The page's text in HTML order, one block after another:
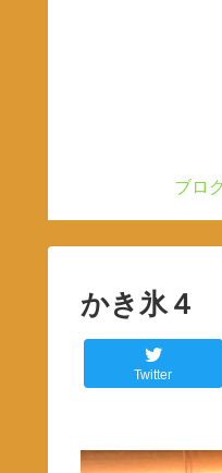
ブロ
かき氷４
Twitter